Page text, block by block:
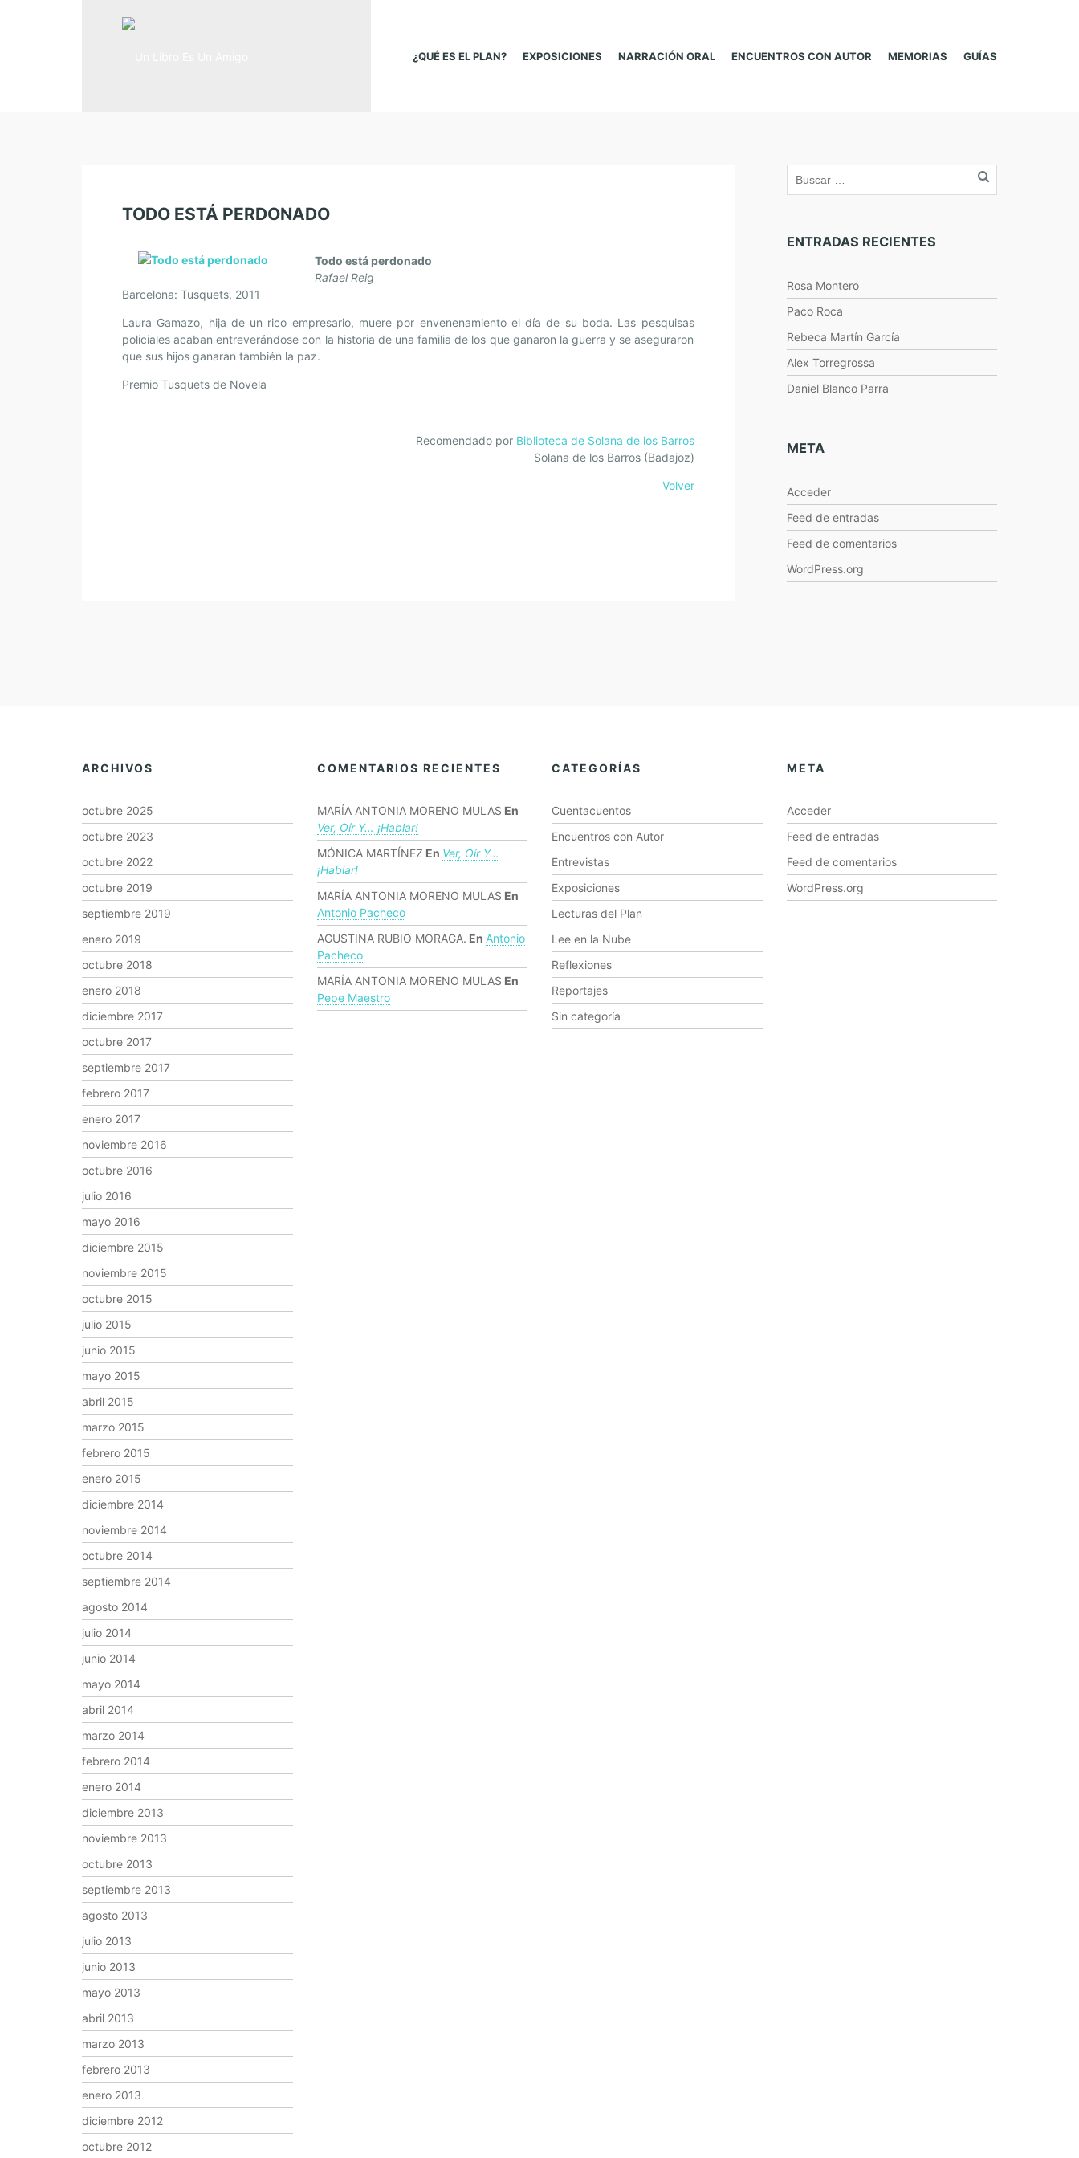
¿QUÉ ES EL PLAN? EXPOSICIONES NARRACIÓN ORAL ENCUENTROS CON AUTOR MEMORIAS GUÍAS
TODO ESTÁ PERDONADO
Todo está perdonado
Rafael Reig
Barcelona: Tusquets, 2011
Laura Gamazo, hija de un rico empresario, muere por envenenamiento el día de su boda. Las pesquisas
policiales acaban entreverándose con la historia de una familia de los que ganaron la guerra y se aseguraron
que sus hijos ganaran también la paz.
Premio Tusquets de Novela
Recomendado por Biblioteca de Solana de los Barros
Solana de los Barros (Badajoz)
Volver
ENTRADAS RECIENTES
Rosa Montero
Paco Roca
Rebeca Martín García
Alex Torregrossa
Daniel Blanco Parra
META
Acceder
Feed de entradas
Feed de comentarios
WordPress.org
ARCHIVOS
octubre 2025
octubre 2023
octubre 2022
octubre 2019
septiembre 2019
enero 2019
octubre 2018
enero 2018
diciembre 2017
octubre 2017
septiembre 2017
febrero 2017
enero 2017
noviembre 2016
octubre 2016
julio 2016
mayo 2016
diciembre 2015
noviembre 2015
octubre 2015
julio 2015
junio 2015
mayo 2015
abril 2015
marzo 2015
febrero 2015
enero 2015
diciembre 2014
noviembre 2014
octubre 2014
septiembre 2014
agosto 2014
julio 2014
junio 2014
mayo 2014
abril 2014
marzo 2014
febrero 2014
enero 2014
diciembre 2013
noviembre 2013
octubre 2013
septiembre 2013
agosto 2013
julio 2013
junio 2013
mayo 2013
abril 2013
marzo 2013
febrero 2013
enero 2013
diciembre 2012
octubre 2012
COMENTARIOS RECIENTES
MARÍA ANTONIA MORENO MULAS En
Ver, Oír Y… ¡hablar!
MÓNICA MARTÍNEZ En Ver, Oír Y…
¡hablar!
MARÍA ANTONIA MORENO MULAS En
Antonio Pacheco
AGUSTINA RUBIO MORAGA. En Antonio
Pacheco
MARÍA ANTONIA MORENO MULAS En
Pepe Maestro
CATEGORÍAS
Cuentacuentos
Encuentros con Autor
Entrevistas
Exposiciones
Lecturas del Plan
Lee en la Nube
Reflexiones
Reportajes
Sin categoría
META
Acceder
Feed de entradas
Feed de comentarios
WordPress.org